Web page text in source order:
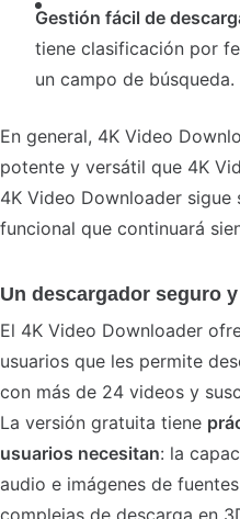
Gestión fácil de
tiene clasificación por
un campo de búsqueda.
En general, 4K Video
potente y versátil que 4K
4K Video Downloader sigue
funcional que continuará
Un descargador seguro
El 4K Video Downloader
usuarios que les permite
con más de 24 videos y
La versión gratuita tiene
usuarios necesitan: la
audio e imágenes de
complejas de descarga en